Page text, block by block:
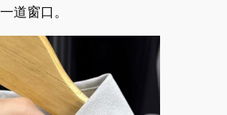
道窗口。